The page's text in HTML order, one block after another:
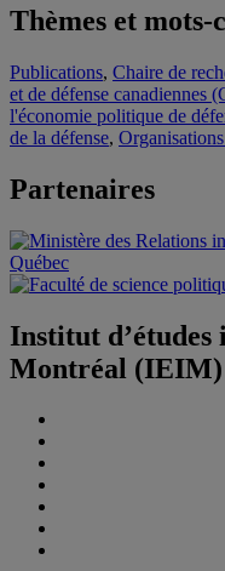
Thèmes et mots-
Publications, Chaire de
et de défense canadiennes
l'économie politique de
de la défense,
Partenaires
Institut d’études
Montréal (IEIM)